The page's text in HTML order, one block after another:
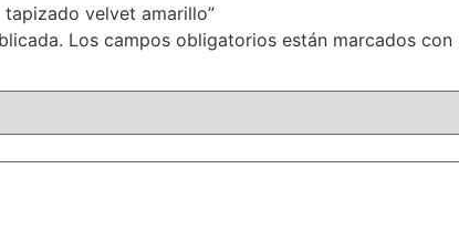
tapizado velvet amarillo”
Los campos obligatorios están marcados con